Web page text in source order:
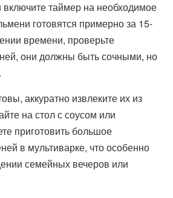
таймер на необходимое
готовятся примерно за 15-
времени, проверьте
они должны быть сочными, но
аккуратно извлеките их из
на стол с соусом или
приготовить большое
в мультиварке, что особенно
семейных вечеров или